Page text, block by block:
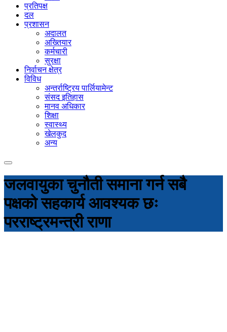
प्रतिपक्ष
दल
प्रशासन
अदालत
अख्तियार
कर्मचारी
सुरक्षा
निर्वाचन क्षेत्र
विविध
अन्तर्राष्ट्रिय पार्लियामेन्ट
संसद इतिहास
मानव अधिकार
शिक्षा
स्वास्थ्य
खेलकुद
अन्य
जलवायुका चुनौती समाना गर्न सबै
पक्षको सहकार्य आवश्यक छः
परराष्ट्रमन्त्री राणा